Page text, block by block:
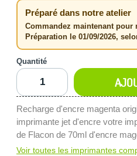
Préparé dans notre atelier
Commandez maintenant pour
Préparation le 01/09/2026,
Quantité
Recharge d'encre magenta
imprimante jet d'encre votre
de Flacon de 70ml d'encre
Voir toutes les imprimantes